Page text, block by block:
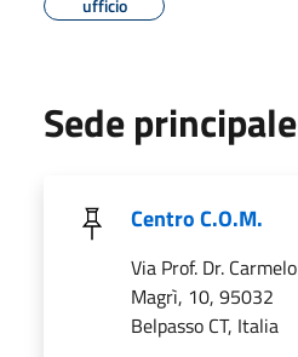
Sede principale
Centro C.O.M.
Via Prof. Dr. Carmelo
Magrì, 10, 95032
Belpasso CT, Italia